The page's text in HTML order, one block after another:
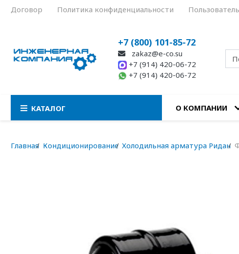
Договор Политика конфиденциальности
+7 (800) 101-85-72
zakaz@e-co.su
+7 (914) 420-06-72
+7 (914) 420-06-72
КАТАЛОГ О КОМПАНИИ
Главная Кондиционирование Холодильная арматура Ридан